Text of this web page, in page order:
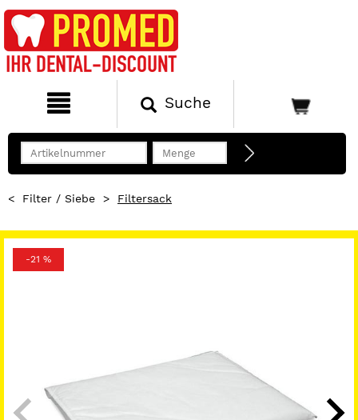
Suche
< Filter / Siebe > Filtersack
-21 %